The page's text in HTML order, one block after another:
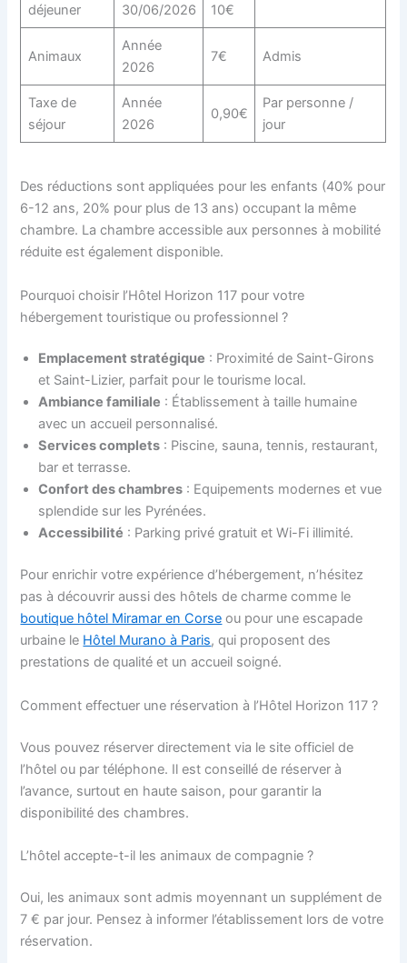
déjeuner
30/06/2026
10€
Animaux
Année
2026
7€ Admis
Taxe de
séjour
Année
2026
0,90€
Par personne /
jour
Des réductions sont appliquées pour les enfants (40% pour
6-12 ans, 20% pour plus de 13 ans) occupant la même
chambre. La chambre accessible aux personnes à mobilité
réduite est également disponible.
Pourquoi choisir l’Hôtel Horizon 117 pour votre
hébergement touristique ou professionnel ?
Emplacement stratégique : Proximité de Saint-Girons
et Saint-Lizier, parfait pour le tourisme local.
Ambiance familiale : Établissement à taille humaine
avec un accueil personnalisé.
Services complets : Piscine, sauna, tennis, restaurant,
bar et terrasse.
Confort des chambres : Equipements modernes et vue
splendide sur les Pyrénées.
Accessibilité : Parking privé gratuit et Wi-Fi illimité.
Pour enrichir votre expérience d’hébergement, n’hésitez
pas à découvrir aussi des hôtels de charme comme le
boutique hôtel Miramar en Corse ou pour une escapade
urbaine le Hôtel Murano à Paris, qui proposent des
prestations de qualité et un accueil soigné.
Comment effectuer une réservation à l’Hôtel Horizon 117 ?
Vous pouvez réserver directement via le site officiel de
l’hôtel ou par téléphone. Il est conseillé de réserver à
l’avance, surtout en haute saison, pour garantir la
disponibilité des chambres.
L’hôtel accepte-t-il les animaux de compagnie ?
Oui, les animaux sont admis moyennant un supplément de
7 € par jour. Pensez à informer l’établissement lors de votre
réservation.